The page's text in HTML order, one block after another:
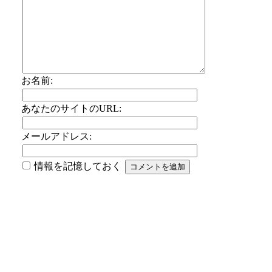
お名前:
あなたのサイトのURL:
メールアドレス:
情報を記憶しておく